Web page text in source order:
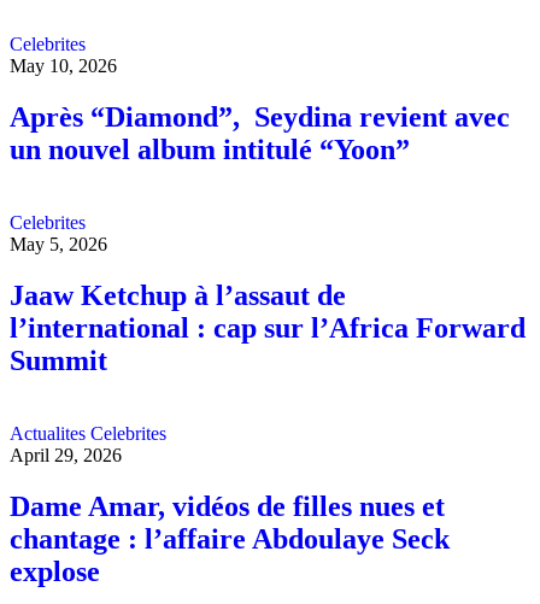
Celebrites
May 10, 2026
Après “Diamond”, Seydina revient avec
un nouvel album intitulé “Yoon”
Celebrites
May 5, 2026
Jaaw Ketchup à l’assaut de
l’international : cap sur l’Africa Forward
Summit
Actualites Celebrites
April 29, 2026
Dame Amar, vidéos de filles nues et
chantage : l’affaire Abdoulaye Seck
explose